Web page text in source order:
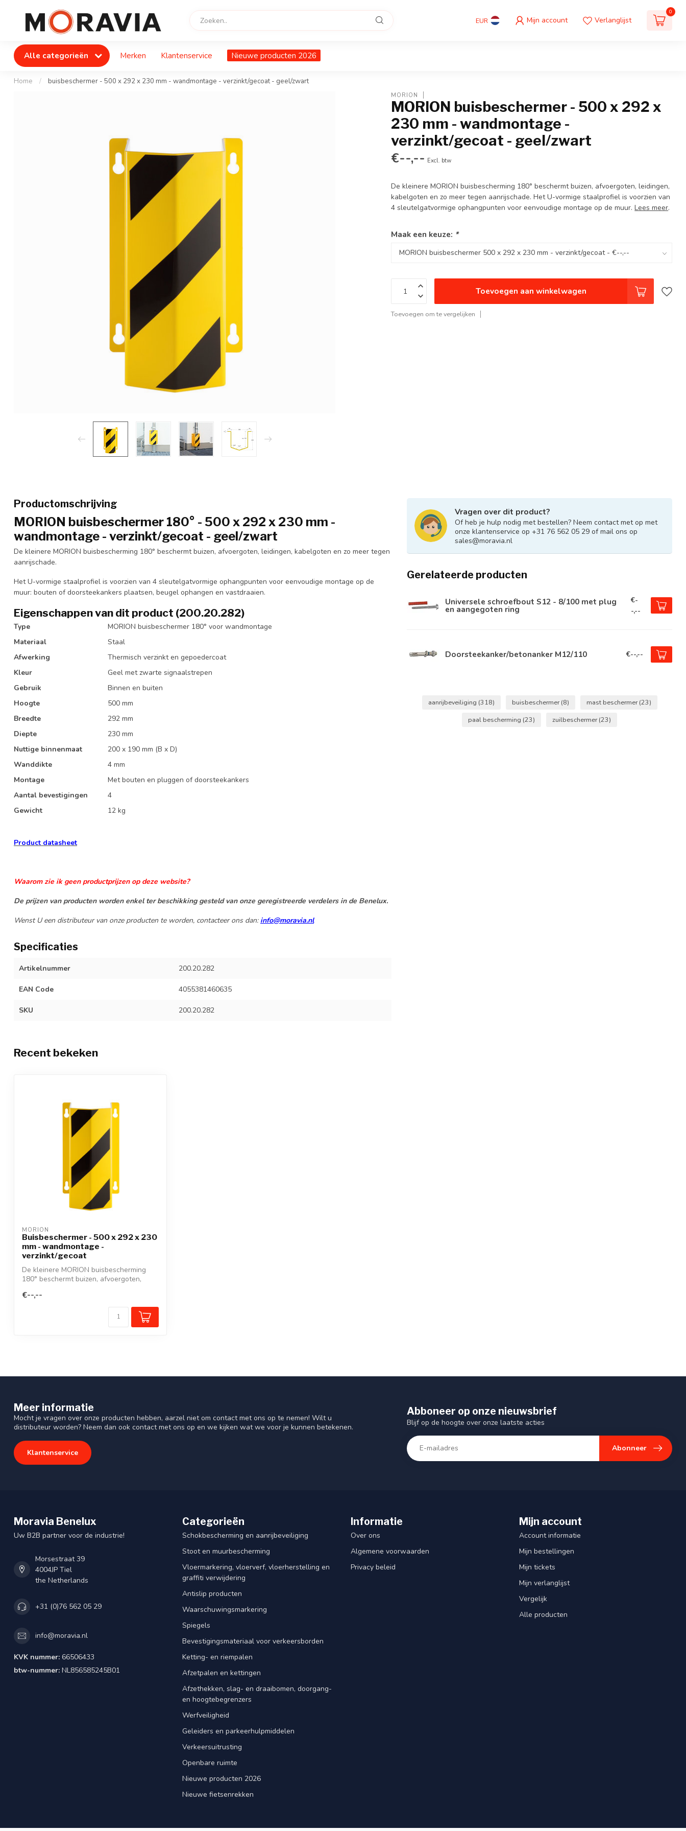
EUR Mijn account Verlanglijst
0
Alle categorieën Merken Klantenservice Nieuwe producten 2026
Home / buisbeschermer - 500 x 292 x 230 mm - wandmontage - verzinkt/gecoat - geel/zwart
MORION
MORION buisbeschermer - 500 x 292 x
230 mm - wandmontage -
verzinkt/gecoat - geel/zwart
€--,-- Excl. btw
De kleinere MORION buisbescherming 180° beschermt buizen, afvoergoten, leidingen,
kabelgoten en zo meer tegen aanrijschade. Het U-vormige staalprofiel is voorzien van
4 sleutelgatvormige ophangpunten voor eenvoudige montage op de muur.Lees meer.
Maak een keuze: *
Toevoegen aan winkelwagen
Toevoegen om te vergelijken
Productomschrijving
MORION buisbeschermer 180° - 500 x 292 x 230 mm -
wandmontage - verzinkt/gecoat - geel/zwart
De kleinere MORION buisbescherming 180° beschermt buizen, afvoergoten, leidingen, kabelgoten en zo meer tegen
aanrijschade.
Het U-vormige staalprofiel is voorzien van 4 sleutelgatvormige ophangpunten voor eenvoudige montage op de
muur: bouten of doorsteekankers plaatsen, beugel ophangen en vastdraaien.
Eigenschappen van dit product (200.20.282)
Type
MORION buisbeschermer 180° voor wandmontage
Materiaal
Staal
Afwerking
Thermisch verzinkt en gepoedercoat
Kleur
Geel met zwarte signaalstrepen
Gebruik
Binnen en buiten
Hoogte
500 mm
Breedte
292 mm
Diepte
230 mm
Nuttige binnenmaat
200 x 190 mm (B x D)
Wanddikte
4 mm
Montage
Met bouten en pluggen of doorsteekankers
Aantal bevestigingen
4
Gewicht
12 kg
Product datasheet
Waarom zie ik geen productprijzen op deze website?
De prijzen van producten worden enkel ter beschikking gesteld van onze geregistreerde verdelers in de Benelux.
Wenst U een distributeur van onze producten te worden, contacteer ons dan: info@moravia.nl
Specificaties
Artikelnummer 200.20.282
EAN Code 4055381460635
SKU 200.20.282
Vragen over dit product?
Of heb je hulp nodig met bestellen? Neem contact met op met
onze klantenservice op +31 76 562 05 29 of mail ons op
sales@moravia.nl
Gerelateerde producten
Universele schroefbout S12 - 8/100 met plug
en aangegoten ring
€-
-,--
Doorsteekanker/betonanker M12/110 €--,--
aanrijbeveiliging (318) buisbeschermer(8) mast beschermer(23)
paal bescherming (23) zuilbeschermer(23)
Recent bekeken
MORION
Buisbeschermer - 500 x 292 x 230
mm - wandmontage -
verzinkt/gecoat
De kleinere MORION buisbescherming
180° beschermt buizen, afvoergoten,
€--,--
Meer informatie
Mocht je vragen over onze producten hebben, aarzel niet om contact met ons op te nemen! Wilt u
distributeur worden? Neem dan ook contact met ons op en we kijken wat we voor je kunnen betekenen.
Klantenservice
Abboneer op onze nieuwsbrief
Blijf op de hoogte over onze laatste acties
Abonneer
Moravia Benelux
Uw B2B partner voor de industrie!
Morsestraat 39
4004JP Tiel
the Netherlands
+31 (0)76 562 05 29
info@moravia.nl
KVK nummer: 66506433
btw-nummer: NL856585245B01
Categorieën
Schokbescherming en aanrijbeveiliging
Stoot en muurbescherming
Vloermarkering, vloerverf, vloerherstelling en
graffiti verwijdering
Antislip producten
Waarschuwingsmarkering
Spiegels
Bevestigingsmateriaal voor verkeersborden
Ketting- en riempalen
Afzetpalen en kettingen
Afzethekken, slag- en draaibomen, doorgang-
en hoogtebegrenzers
Werfveiligheid
Geleiders en parkeerhulpmiddelen
Verkeersuitrusting
Openbare ruimte
Nieuwe producten 2026
Nieuwe fietsenrekken
Informatie
Over ons
Algemene voorwaarden
Privacy beleid
Mijn account
Account informatie
Mijn bestellingen
Mijn tickets
Mijn verlanglijst
Vergelijk
Alle producten